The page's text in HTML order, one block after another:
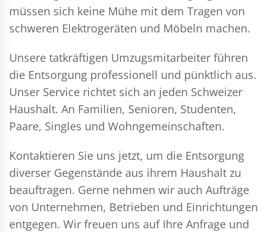
müssen sich keine Mühe mit dem Tragen von
schweren Elektrogeräten und Möbeln machen.
Unsere tatkräftigen Umzugsmitarbeiter führen
die Entsorgung professionell und pünktlich aus.
Unser Service richtet sich an jeden Schweizer
Haushalt. An Familien, Senioren, Studenten,
Paare, Singles und Wohngemeinschaften.
Kontaktieren Sie uns jetzt, um die Entsorgung
diverser Gegenstände aus ihrem Haushalt zu
beauftragen. Gerne nehmen wir auch Aufträge
von Unternehmen, Betrieben und Einrichtungen
entgegen. Wir freuen uns auf Ihre Anfrage und